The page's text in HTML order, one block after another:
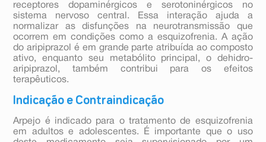
receptores dopaminérgicos e serotoninérgicos no
sistema nervoso central. Essa interação ajuda a
normalizar as disfunções na neurotransmissão que
ocorrem em condições como a esquizofrenia. A ação
do aripiprazol é em grande parte atribuída ao composto
ativo, enquanto seu metabólito principal, o dehidro-
aripiprazol, também contribui para os efeitos
terapêuticos.
Indicação e Contraindicação
Arpejo é indicado para o tratamento de esquizofrenia
em adultos e adolescentes. É importante que o uso